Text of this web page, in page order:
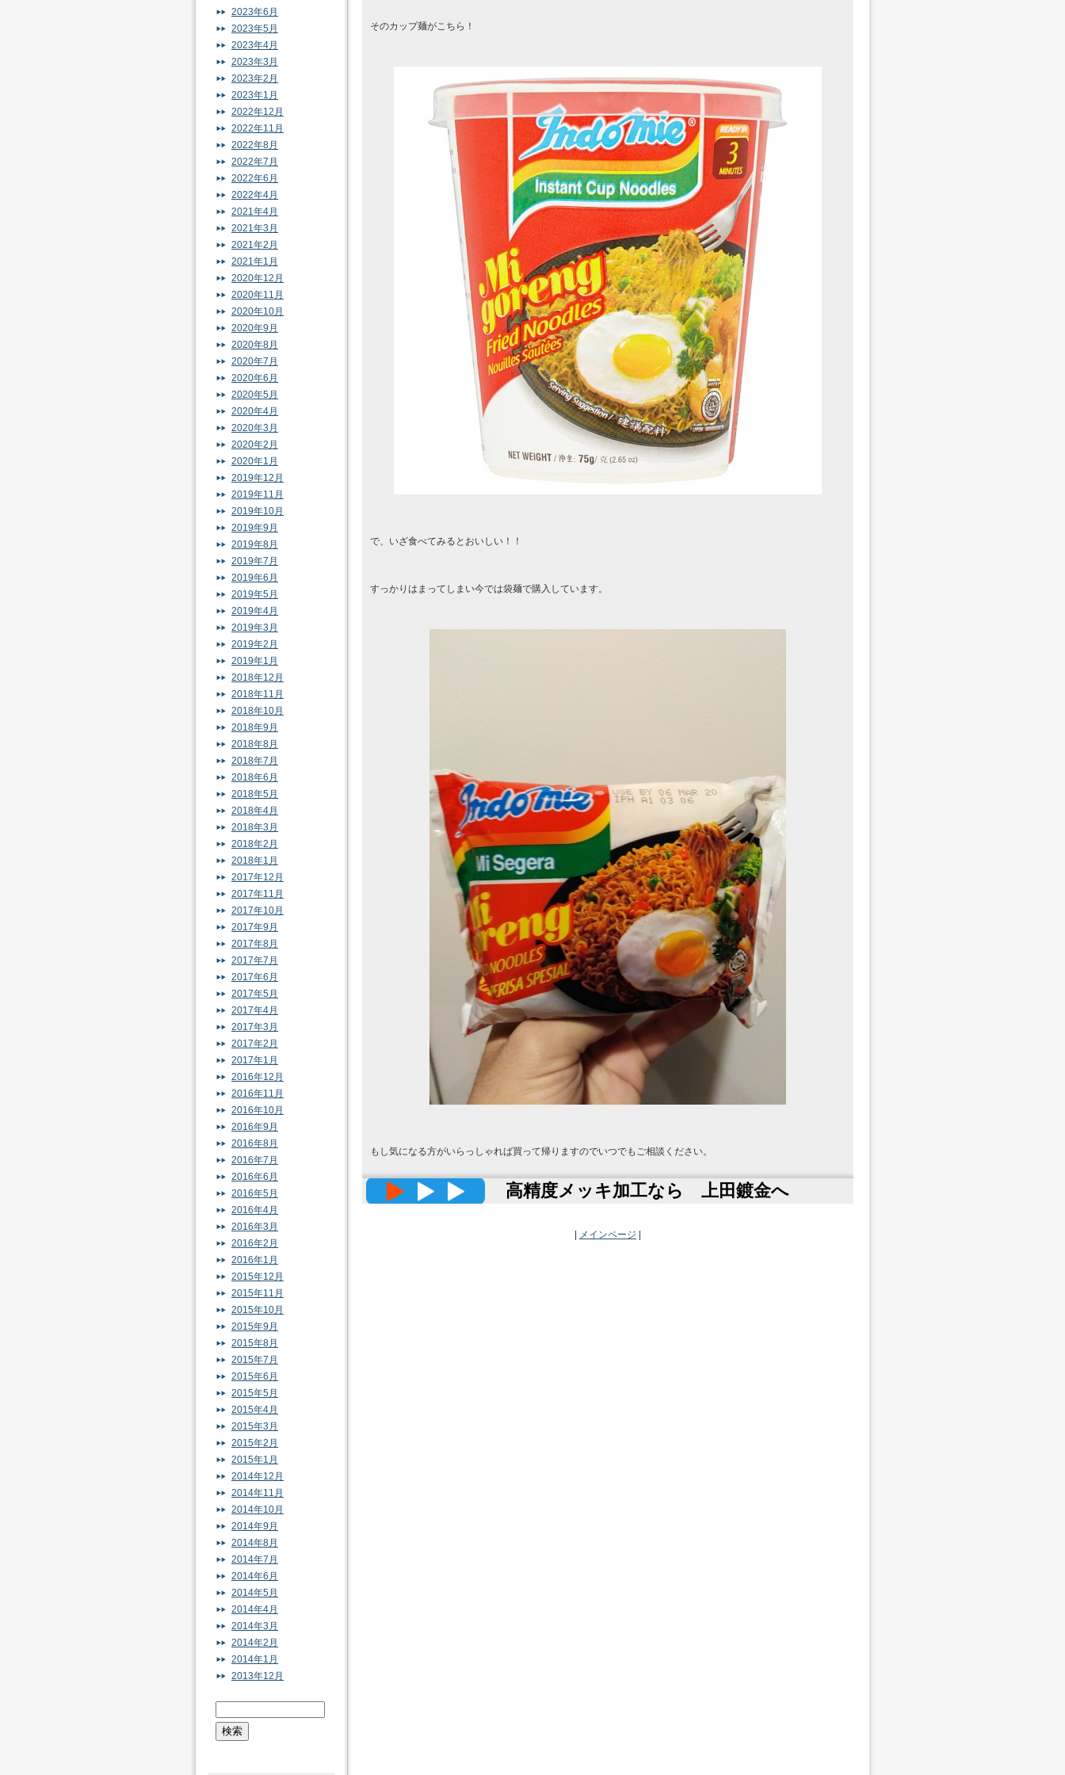
そのカップ麺がこちら！
で、いざ食べてみるとおいしい！！
すっかりはまってしまい今では袋麺で購入しています。
もし気になる方がいらっしゃれば買って帰りますのでいつでもご相談ください。
高精度メッキ加工なら 上田鍍金へ
メインページ
2023年6月
2023年5月
2023年4月
2023年3月
2023年2月
2023年1月
2022年12月
2022年11月
2022年8月
2022年7月
2022年6月
2022年4月
2021年4月
2021年3月
2021年2月
2021年1月
2020年12月
2020年11月
2020年10月
2020年9月
2020年8月
2020年7月
2020年6月
2020年5月
2020年4月
2020年3月
2020年2月
2020年1月
2019年12月
2019年11月
2019年10月
2019年9月
2019年8月
2019年7月
2019年6月
2019年5月
2019年4月
2019年3月
2019年2月
2019年1月
2018年12月
2018年11月
2018年10月
2018年9月
2018年8月
2018年7月
2018年6月
2018年5月
2018年4月
2018年3月
2018年2月
2018年1月
2017年12月
2017年11月
2017年10月
2017年9月
2017年8月
2017年7月
2017年6月
2017年5月
2017年4月
2017年3月
2017年2月
2017年1月
2016年12月
2016年11月
2016年10月
2016年9月
2016年8月
2016年7月
2016年6月
2016年5月
2016年4月
2016年3月
2016年2月
2016年1月
2015年12月
2015年11月
2015年10月
2015年9月
2015年8月
2015年7月
2015年6月
2015年5月
2015年4月
2015年3月
2015年2月
2015年1月
2014年12月
2014年11月
2014年10月
2014年9月
2014年8月
2014年7月
2014年6月
2014年5月
2014年4月
2014年3月
2014年2月
2014年1月
2013年12月